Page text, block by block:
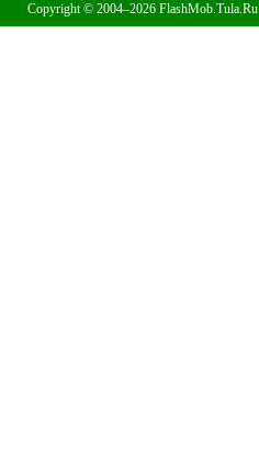
Copyright © 2004–2026 FlashMob.Tula.Ru